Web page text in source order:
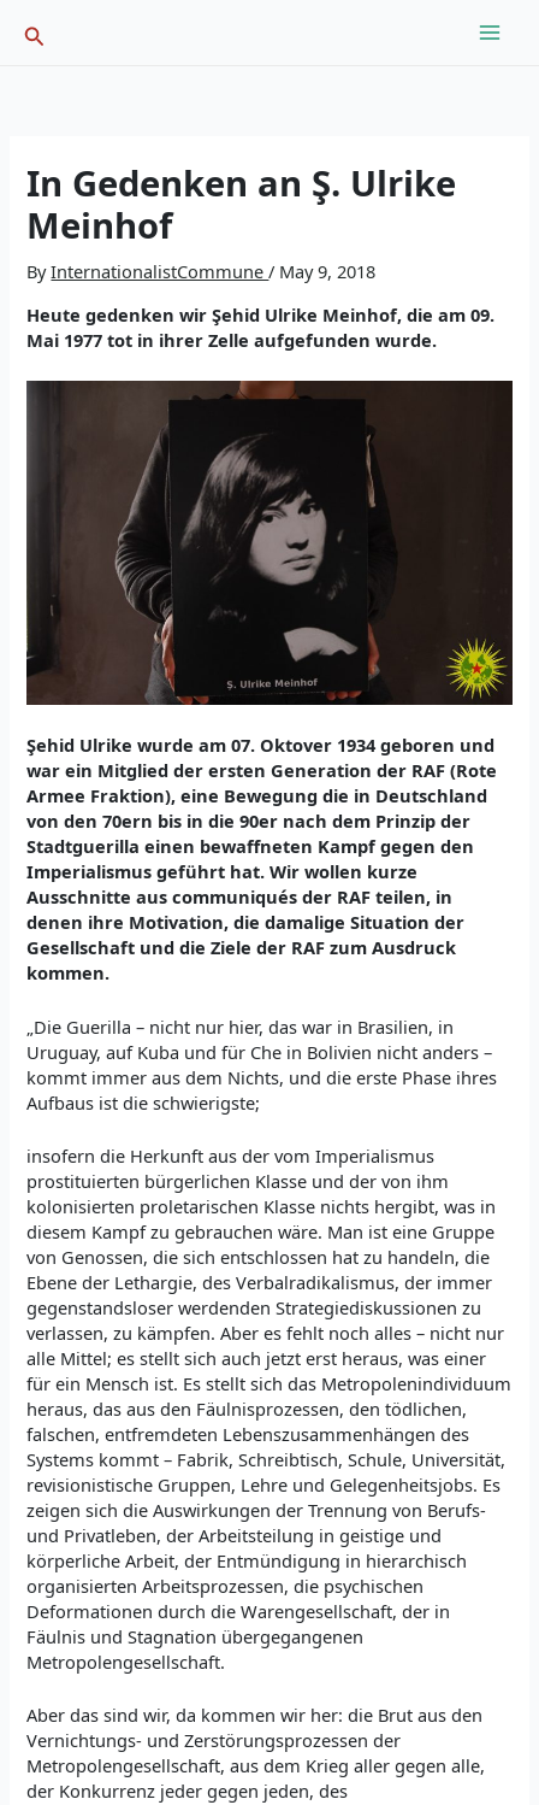
Search
In Gedenken an Ş. Ulrike
Meinhof
ByInternationalistCommune/ May 9, 2018
Heute gedenken wir Şehid Ulrike Meinhof, die am 09.
Mai 1977 tot in ihrer Zelle aufgefunden wurde.
Şehid Ulrike wurde am 07. Oktover 1934 geboren und
war ein Mitglied der ersten Generation der RAF (Rote
Armee Fraktion), eine Bewegung die in Deutschland
von den 70ern bis in die 90er nach dem Prinzip der
Stadtguerilla einen bewaffneten Kampf gegen den
Imperialismus geführt hat. Wir wollen kurze
Ausschnitte aus communiqués der RAF teilen, in
denen ihre Motivation, die damalige Situation der
Gesellschaft und die Ziele der RAF zum Ausdruck
kommen.
„Die Guerilla – nicht nur hier, das war in Brasilien, in
Uruguay, auf Kuba und für Che in Bolivien nicht anders –
kommt immer aus dem Nichts, und die erste Phase ihres
Aufbaus ist die schwierigste;
insofern die Herkunft aus der vom Imperialismus
prostituierten bürgerlichen Klasse und der von ihm
kolonisierten proletarischen Klasse nichts hergibt, was in
diesem Kampf zu gebrauchen wäre. Man ist eine Gruppe
von Genossen, die sich entschlossen hat zu handeln, die
Ebene der Lethargie, des Verbalradikalismus, der immer
gegenstandsloser werdenden Strategiediskussionen zu
verlassen, zu kämpfen. Aber es fehlt noch alles – nicht nur
alle Mittel; es stellt sich auch jetzt erst heraus, was einer
für ein Mensch ist. Es stellt sich das Metropolenindividuum
heraus, das aus den Fäulnisprozessen, den tödlichen,
falschen, entfremdeten Lebenszusammenhängen des
Systems kommt – Fabrik, Schreibtisch, Schule, Universität,
revisionistische Gruppen, Lehre und Gelegenheitsjobs. Es
zeigen sich die Auswirkungen der Trennung von Berufs-
und Privatleben, der Arbeitsteilung in geistige und
körperliche Arbeit, der Entmündigung in hierarchisch
organisierten Arbeitsprozessen, die psychischen
Deformationen durch die Warengesellschaft, der in
Fäulnis und Stagnation übergegangenen
Metropolengesellschaft.
Aber das sind wir, da kommen wir her: die Brut aus den
Vernichtungs- und Zerstörungsprozessen der
Metropolengesellschaft, aus dem Krieg aller gegen alle,
der Konkurrenz jeder gegen jeden, des